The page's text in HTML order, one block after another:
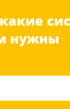
нужны